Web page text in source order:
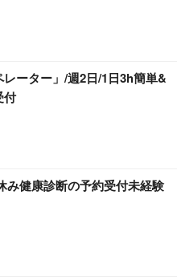
ーター」/週2日/1日3h簡単&
付
み健康診断の予約受付未経験